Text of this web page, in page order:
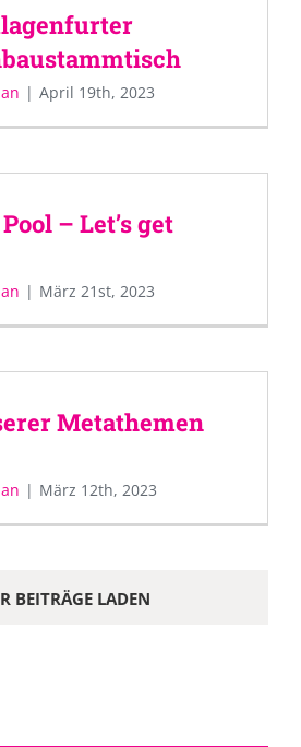
| April 19th, 2023
– Let’s get
| März 21st, 2023
Metathemen
| März 12th, 2023
BEITRÄGE LADEN